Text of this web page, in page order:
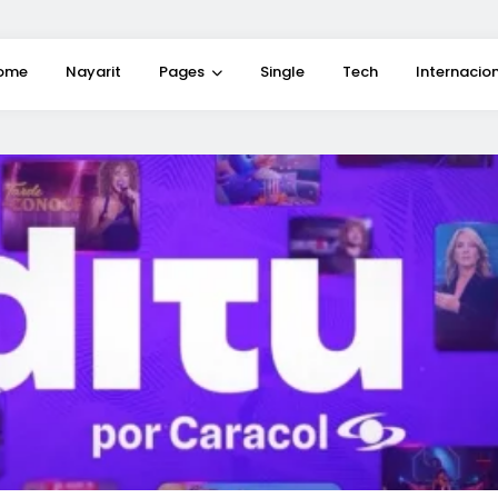
Nayarit Pages Single Tech